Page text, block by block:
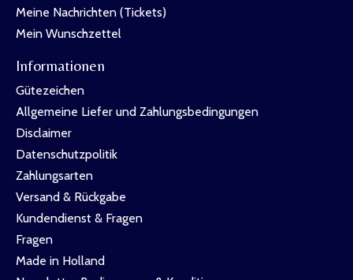
Meine Nachrichten (Tickets)
Mein Wunschzettel
Informationen
Gütezeichen
Allgemeine Liefer und Zahlungsbedingungen
Disclaimer
Datenschutzpolitik
Zahlungsarten
Versand & Rückgabe
Kundendienst & Fragen
Fragen
Made in Holland